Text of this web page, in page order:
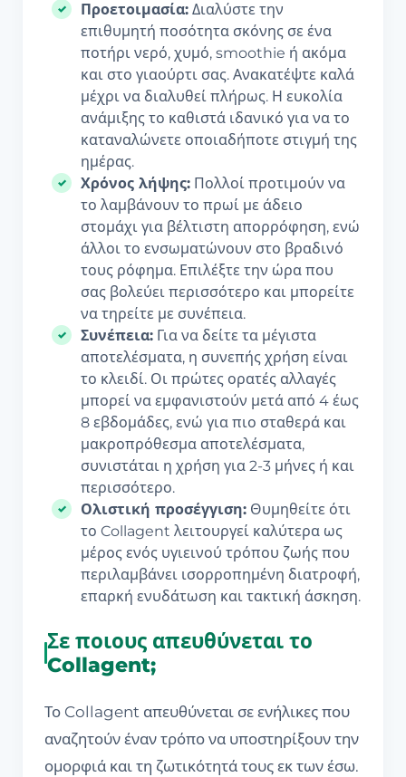
Προετοιμασία: Διαλύστε την
επιθυμητή ποσότητα σκόνης σε ένα
ποτήρι νερό, χυμό, smoothie ή ακόμα
και στο γιαούρτι σας. Ανακατέψτε καλά
μέχρι να διαλυθεί πλήρως. Η ευκολία
ανάμιξης το καθιστά ιδανικό για να το
καταναλώνετε οποιαδήποτε στιγμή της
ημέρας.
Χρόνος λήψης: Πολλοί προτιμούν να
το λαμβάνουν το πρωί με άδειο
στομάχι για βέλτιστη απορρόφηση, ενώ
άλλοι το ενσωματώνουν στο βραδινό
τους ρόφημα. Επιλέξτε την ώρα που
σας βολεύει περισσότερο και μπορείτε
να τηρείτε με συνέπεια.
Συνέπεια: Για να δείτε τα μέγιστα
αποτελέσματα, η συνεπής χρήση είναι
το κλειδί. Οι πρώτες ορατές αλλαγές
μπορεί να εμφανιστούν μετά από 4 έως
8 εβδομάδες, ενώ για πιο σταθερά και
μακροπρόθεσμα αποτελέσματα,
συνιστάται η χρήση για 2-3 μήνες ή και
περισσότερο.
Ολιστική προσέγγιση: Θυμηθείτε ότι
το Collagent λειτουργεί καλύτερα ως
μέρος ενός υγιεινού τρόπου ζωής που
περιλαμβάνει ισορροπημένη διατροφή,
επαρκή ενυδάτωση και τακτική άσκηση.
Σε ποιους απευθύνεται το
Collagent;
Το Collagent απευθύνεται σε ενήλικες που
αναζητούν έναν τρόπο να υποστηρίξουν την
ομορφιά και τη ζωτικότητά τους εκ των έσω.